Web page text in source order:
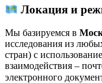
Локация и
Мы базируемся в
исследования из
стран) с
взаимодействия –
электронного